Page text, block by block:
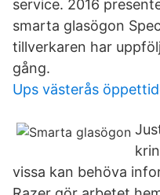
service. 2016
smarta glasögon
tillverkaren har
gång.
Ups västerås
vissa kan behöva